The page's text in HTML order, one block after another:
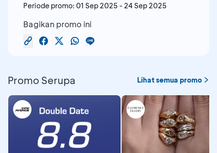
Periode promo: 01 Sep 2025 - 24 Sep 2025
Bagikan promo ini
Promo Serupa Lihat semua promo